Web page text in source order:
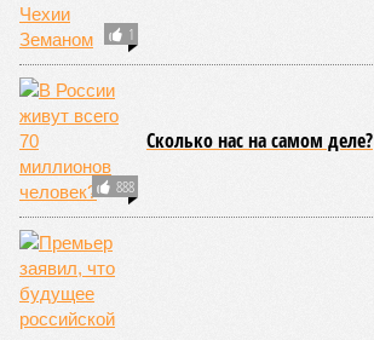
1
888
Сколько нас на самом деле?